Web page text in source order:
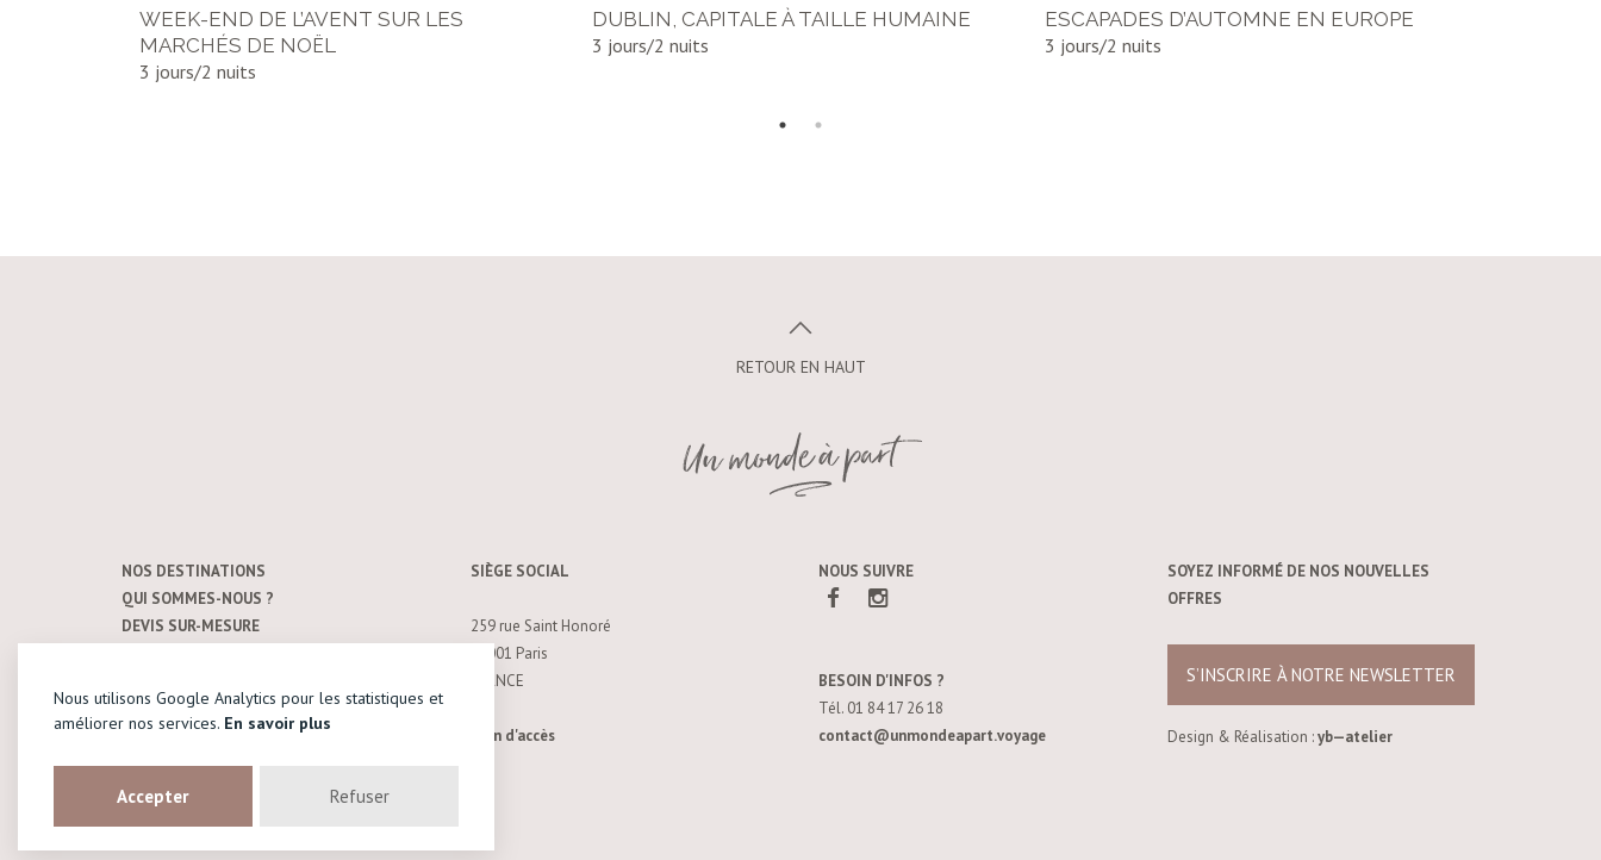
WEEK-END DE L’AVENT SUR LES
MARCHÉS DE NOËL
3 jours/2 nuits
DUBLIN, CAPITALE À TAILLE HUMAINE
3 jours/2 nuits
ESCAPADES D’AUTOMNE EN EUROPE
3 jours/2 nuits
RETOUR EN HAUT
NOS DESTINATIONS
QUI SOMMES-NOUS ?
DEVIS SUR-MESURE
CONDITIONS GÉNÉRALES DE VENTE
Un monde à part © 2026
SIÈGE SOCIAL
259 rue Saint Honoré
75001 Paris
FRANCE
Plan d'accès
NOUS SUIVRE
BESOIN D'INFOS ?
Tél. 01 84 17 26 18
contact@unmondeapart.voyage
SOYEZ INFORMÉ DE NOS NOUVELLES
OFFRES
S’INSCRIRE À NOTRE NEWSLETTER
Design & Réalisation :yb—atelier
Nous utilisons Google Analytics pour les statistiques et
améliorer nos services. En savoir plus
Accepter Refuser